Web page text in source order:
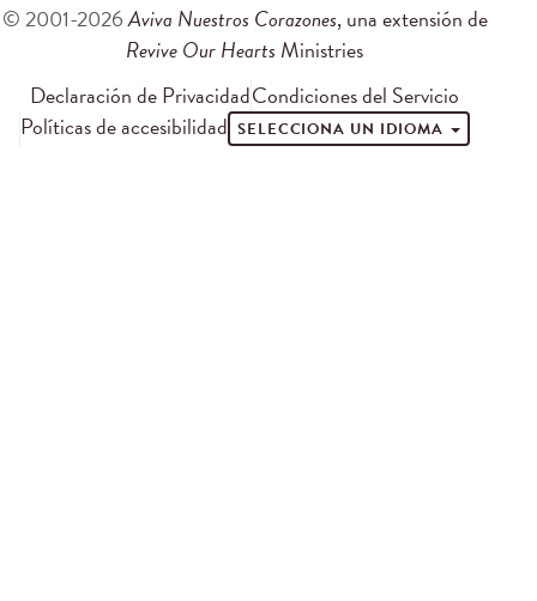
© 2001-2026Aviva Nuestros Corazones, una extensión de
Revive Our Hearts Ministries
Declaración de PrivacidadCondiciones del Servicio
Políticas de accesibilidad SELECCIONA UN IDIOMA